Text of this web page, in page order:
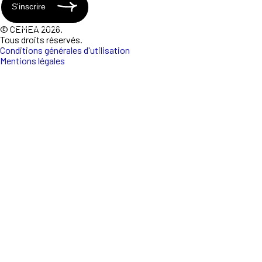
S'inscrire
© CEMEA 2026.
Tous droits réservés.
Conditions générales d'utilisation
Mentions légales